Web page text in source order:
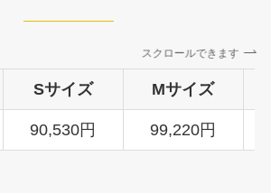
スクロールできます
Sサイズ Mサイズ
90,530円 99,220円